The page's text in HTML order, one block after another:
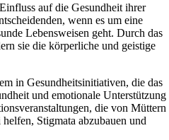
auf die Gesundheit ihrer
wenn es um eine
Lebensweisen geht. Durch das
sie die körperliche und geistige
in Gesundheitsinitiativen, die das
und emotionale Unterstützung
die von Müttern
Stigmata abzubauen und